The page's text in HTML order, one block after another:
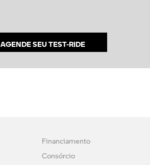
AGENDE SEU TEST-RIDE
Financiamento
Consórcio